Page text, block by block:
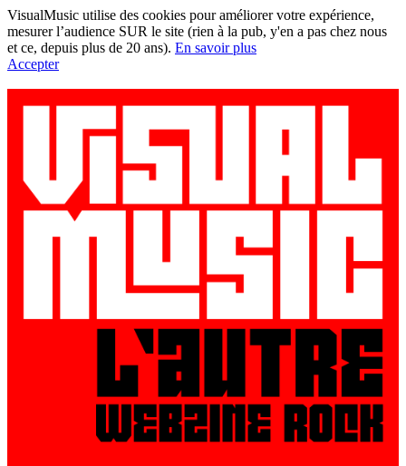
VisualMusic utilise des cookies pour améliorer votre expérience,
mesurer l’audience SUR le site (rien à la pub, y'en a pas chez nous
et ce, depuis plus de 20 ans). En savoir plus
Accepter